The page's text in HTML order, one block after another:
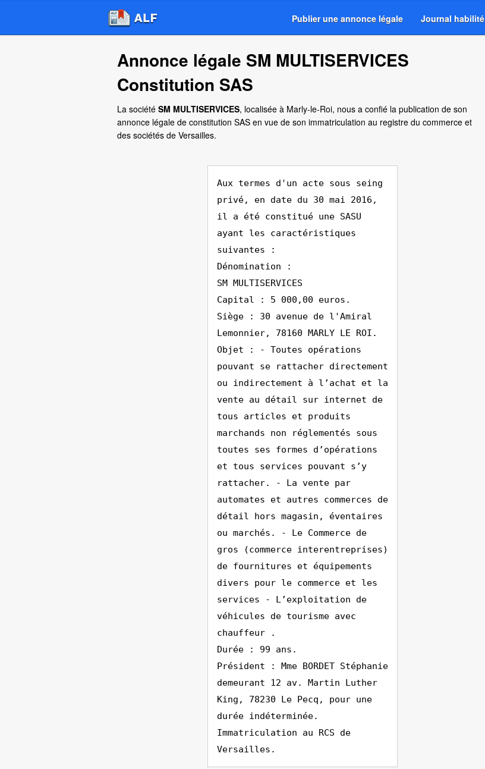
Publier une annonce légale Journal habilité
Annonce légale SM MULTISERVICES
Constitution SAS
La société SM MULTISERVICES, localisée à Marly-le-Roi, nous a confié la publication de son
annonce légale de constitution SAS en vue de son immatriculation au registre du commerce et
des sociétés de Versailles.
Aux termes d'un acte sous seing
privé, en date du 30 mai 2016,
il a été constitué une SASU
ayant les caractéristiques
suivantes :
Dénomination :
SM MULTISERVICES
Capital : 5 000,00 euros.
Siège : 30 avenue de l'Amiral
Lemonnier, 78160 MARLY LE ROI.
Objet : - Toutes opérations
pouvant se rattacher directement
ou indirectement à l’achat et la
vente au détail sur internet de
tous articles et produits
marchands non réglementés sous
toutes ses formes d’opérations
et tous services pouvant s’y
rattacher. - La vente par
automates et autres commerces de
détail hors magasin, éventaires
ou marchés. - Le Commerce de
gros (commerce interentreprises)
de fournitures et équipements
divers pour le commerce et les
services - L’exploitation de
véhicules de tourisme avec
chauffeur .
Durée : 99 ans.
Président : Mme BORDET Stéphanie
demeurant 12 av. Martin Luther
King, 78230 Le Pecq, pour une
durée indéterminée.
Immatriculation au RCS de
Versailles.